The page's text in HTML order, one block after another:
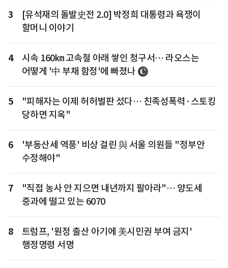
3
[유석재의 돌발史전 2.0] 박정희 대통령과 욕쟁이
할머니 이야기
4
시속 160㎞ 고속철 아래 쌓인 청구서… 라오스는
어떻게 '中 부채 함정'에 빠졌나
5
"피해자는 이제 허허벌판 섰다… 친족성폭력·스토킹
당하면 지옥"
6
'부동산세 역풍' 비상 걸린 與 서울 의원들 "정부안
수정해야"
7
"직접 농사 안 지으면 내년까지 팔아라"… 양도세
중과에 떨고 있는 6070
8
트럼프, '원정 출산 아기에 美시민권 부여 금지'
행정명령 서명